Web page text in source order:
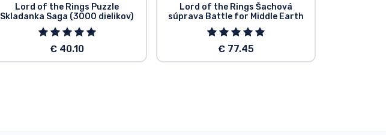
Lord of the Rings Puzzle
Skladanka Saga (3000 dielikov)
€ 40.10
Lord of the Rings Šachová
súprava Battle for Middle Earth
€ 77.45